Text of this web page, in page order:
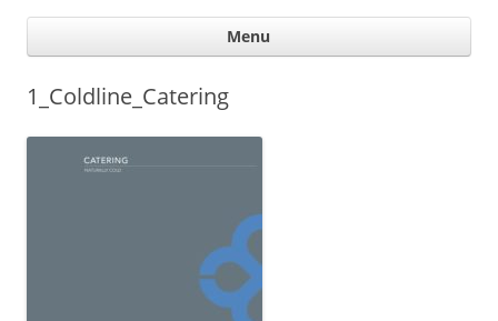
Menu
1_Coldline_Catering